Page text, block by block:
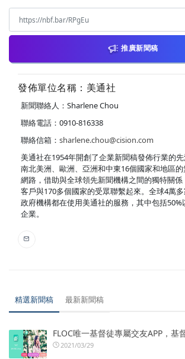
推廣新聞稿
發佈單位名稱：美通社
新聞聯絡人：Sharlene Chou
聯絡電話：0910-816338
聯絡信箱： sharlene.chou@cision.com
美通社在1954年開創了企業新聞稿發佈行業的
南北美洲、歐洲、亞洲和中東16個國家和地區
網路，借助與全球領先新聞機構之間的獨特關
客戶與170多個國家的受眾聯繫起來。全球4萬
政府機構都在使用美通社的服務，其中包括50%
企業。
精選新聞稿 最新新聞稿
FLOC唯一基督徒專屬交友APP，基
2021/03/29